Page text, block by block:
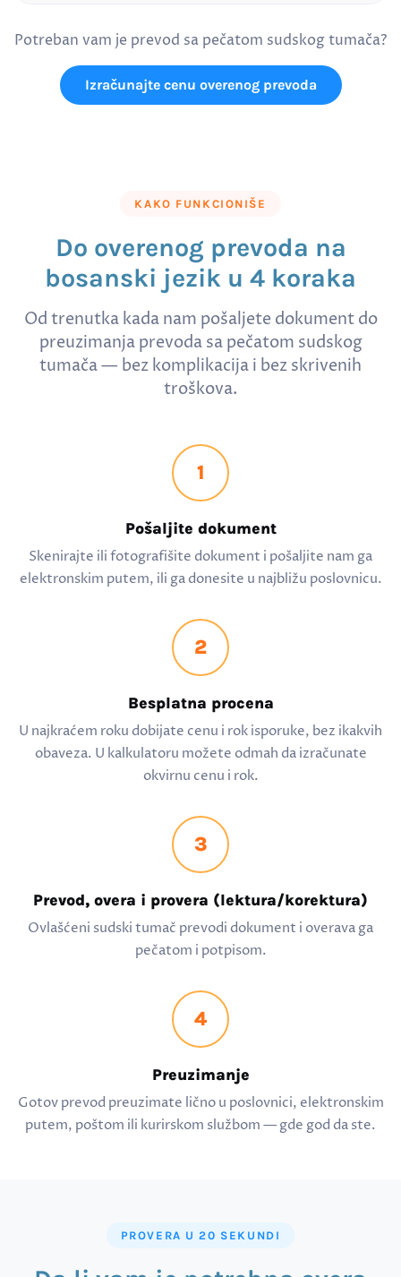
Potreban vam je prevod sa pečatom sudskog tumača?
Izračunajte cenu overenog prevoda
KAKO FUNKCIONIŠE
Do overenog prevoda na
bosanski jezik u 4 koraka
Od trenutka kada nam pošaljete dokument do
preuzimanja prevoda sa pečatom sudskog
tumača — bez komplikacija i bez skrivenih
troškova.
1
Pošaljite dokument
Skenirajte ili fotografišite dokument i pošaljite nam ga
elektronskim putem, ili ga donesite u najbližu poslovnicu.
2
Besplatna procena
U najkraćem roku dobijate cenu i rok isporuke, bez ikakvih
obaveza. U kalkulatoru možete odmah da izračunate
okvirnu cenu i rok.
3
Prevod, overa i provera (lektura/korektura)
Ovlašćeni sudski tumač prevodi dokument i overava ga
pečatom i potpisom.
4
Preuzimanje
Gotov prevod preuzimate lično u poslovnici, elektronskim
putem, poštom ili kurirskom službom — gde god da ste.
PROVERA U 20 SEKUNDI